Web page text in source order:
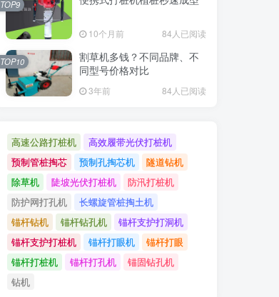
10个月前 84人已阅读
TOP9
割草机多钱？不同品牌、不
同型号价格对比
3年前 84人已阅读
TOP10
高速公路打桩机
高效履带光伏打桩机
预制管桩掏芯
预制孔掏芯机
隧道钻机
除草机
陡坡光伏打桩机
防汛打桩机
防护网打孔机
长螺旋管桩掏土机
锚杆钻机
锚杆钻孔机
锚杆支护打洞机
锚杆支护打桩机
锚杆打眼机
锚杆打眼
锚杆打桩机
锚杆打孔机
锚固钻孔机
钻机